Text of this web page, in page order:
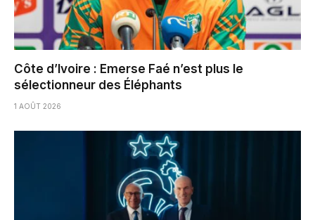
Côte d’Ivoire : Emerse Faé n’est plus le
sélectionneur des Éléphants
1 AOÛT 2026